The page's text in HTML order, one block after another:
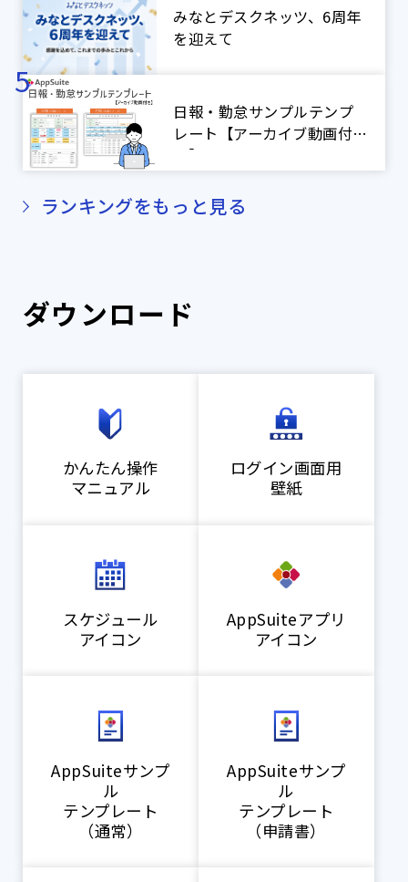
アプリ紹介】
みなとデスクネッツ、6周年
を迎えて
日報・勤怠サンプルテンプ
レート【アーカイブ動画付
き】
ランキングをもっと見る
ダウンロード
かんたん操作
マニュアル
ログイン画面用
壁紙
スケジュール
アイコン
AppSuiteアプリ
アイコン
AppSuiteサンプ
ル
テンプレート
（通常）
AppSuiteサンプ
ル
テンプレート
（申請書）